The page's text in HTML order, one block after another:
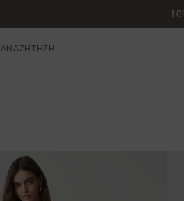
ΑΝΑΖΗΤΗΣΗ